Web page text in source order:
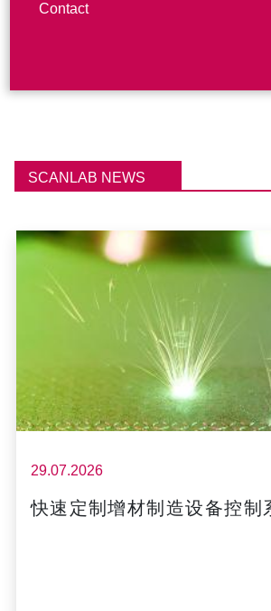
Contact
SCANLAB NEWS
29.07.2026
快速定制增材制造设备控制